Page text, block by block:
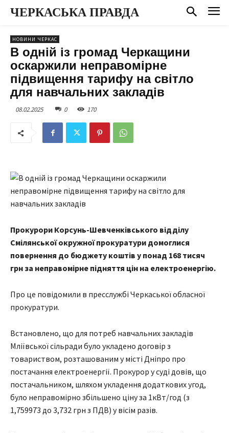
ЧЕРКАСЬКА ПРАВДА
НОВИНИ ЧЕРКАС
В одній із громад Черкащини
оскаржили неправомірне
підвищення тарифу на світло
для навчальних закладів
08.02.2025 0 170
Прокурори Корсунь-Шевченківського відділу
Смілянської окружної прокуратури домоглися
повернення до бюджету коштів у понад 168 тисяч
грн за неправомірне підняття цін на електроенергію.
Про це повідомили в пресслужбі Черкаської обласної
прокуратури.
Встановлено, що для потреб навчальних закладів
Мліївської сільради було укладено договір з
товариством, розташованим у місті Дніпро про
постачання електроенергії. Прокурор у суді довів, що
постачальником, шляхом укладення додаткових угод,
було неправомірно збільшено ціну за 1кВт/год (з
1,759973 до 3,732 грн з ПДВ) у вісім разів.